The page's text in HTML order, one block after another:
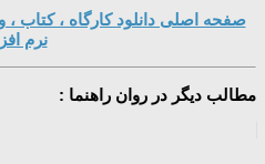
صفحه اصلی دانلود کارگاه ، کتاب ،
نرم
مطالب دیگر در روان راهنما :